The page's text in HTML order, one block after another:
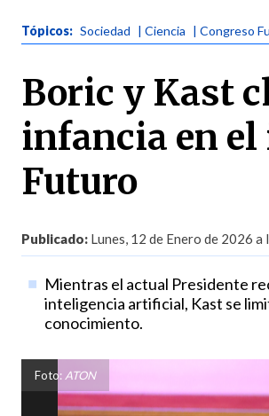
Tópicos: Sociedad | Ciencia | Congreso
Boric y Kast
infancia en el
Futuro
Publicado: Lunes, 12 de Enero de 2026 a
Mientras el actual Presidente
inteligencia artificial, Kast se
conocimiento.
Foto: ATON